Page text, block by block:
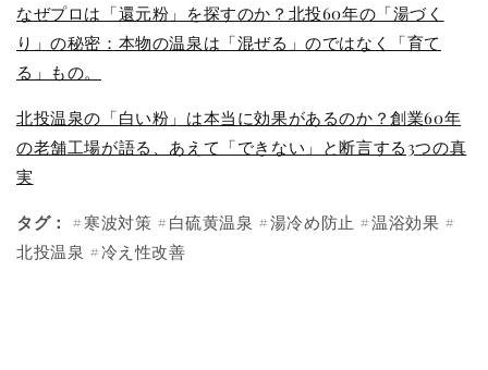
なぜプロは「還元粉」を探すのか？北投60年の「湯づく
り」の秘密：本物の温泉は「混ぜる」のではなく「育て
る」もの。
北投温泉の「白い粉」は本当に効果があるのか？創業60年
の老舗工場が語る、あえて「できない」と断言する3つの真
実
タグ： #寒波対策 #白硫黄温泉 #湯冷め防止 #温浴効果 #
北投温泉 #冷え性改善